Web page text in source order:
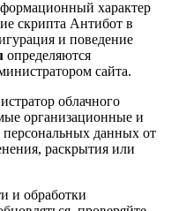
характер
скрипта Антибот в
и поведение
определяются
сайта.
облачного
организационные и
данных от
раскрытия или
и обработки